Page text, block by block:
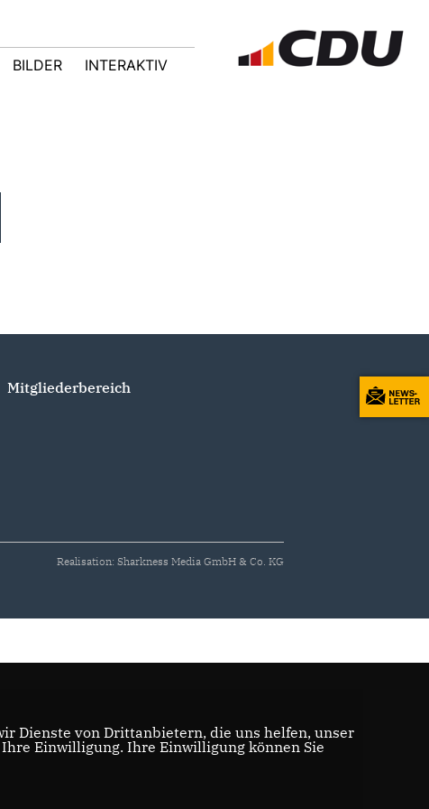
BILDER INTERAKTIV
Mitgliederbereich
Realisation: Sharkness Media GmbH & Co. KG
Dienste von Drittanbietern, die uns helfen, unser
Einwilligung. Ihre Einwilligung können Sie